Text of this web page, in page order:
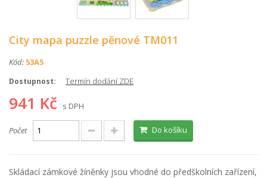
City mapa puzzle pěnové TM011
Kód: 53A5
Dostupnost: Termín dodání ZDE
941 Kč s DPH
Počet Do košíku
Skládací zámkové žíněnky jsou vhodné do předškolních zařízení,